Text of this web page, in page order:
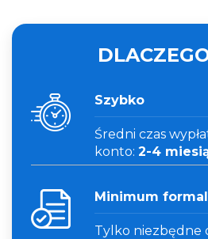
Szybko
Średni czas
konto: 2-4
Minimum
Tylko niezbędne